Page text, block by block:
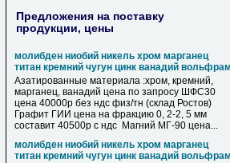
Предложения на поставку
продукции, цены
молибден ниобий никель хром марганец
титан кремний чугун цинк ванадий
Азатированные материала :хром, кремний,
марганец, ванадий цена по запросу ШФС30
цена 40000р без ндс физ/тн (склад Ростов)
Графит ГИИ цена на фракцию 0, 2-2, 5 мм
составит 40500р с ндс Магний МГ-90 цена...
молибден ниобий никель хром марганец
титан кремний чугун цинк ванадий